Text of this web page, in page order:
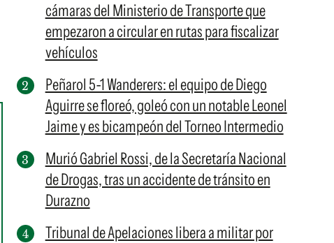
cámaras del Ministerio de Transporte que
empezaron a circular en rutas para fiscalizar
vehículos
Peñarol 5-1 Wanderers: el equipo de Diego
Aguirre se floreó, goleó con un notable Leonel
Jaime y es bicampeón del Torneo Intermedio
Murió Gabriel Rossi, de la Secretaría Nacional
de Drogas, tras un accidente de tránsito en
Durazno
Tribunal de Apelaciones libera a militar por